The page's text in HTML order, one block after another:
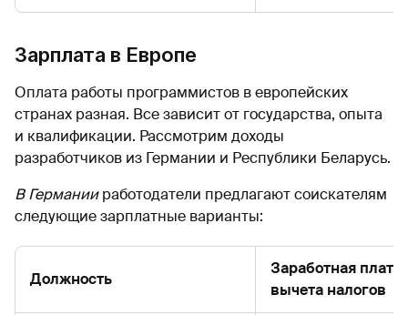
Зарплата в Европе
Оплата работы программистов в европейских
странах разная. Все зависит от государства, опыта
и квалификации. Рассмотрим доходы
разработчиков из Германии и Республики Беларусь.
В Германииработодатели предлагают соискателям
следующие зарплатные варианты:
Должность
Заработная плата
вычета налогов